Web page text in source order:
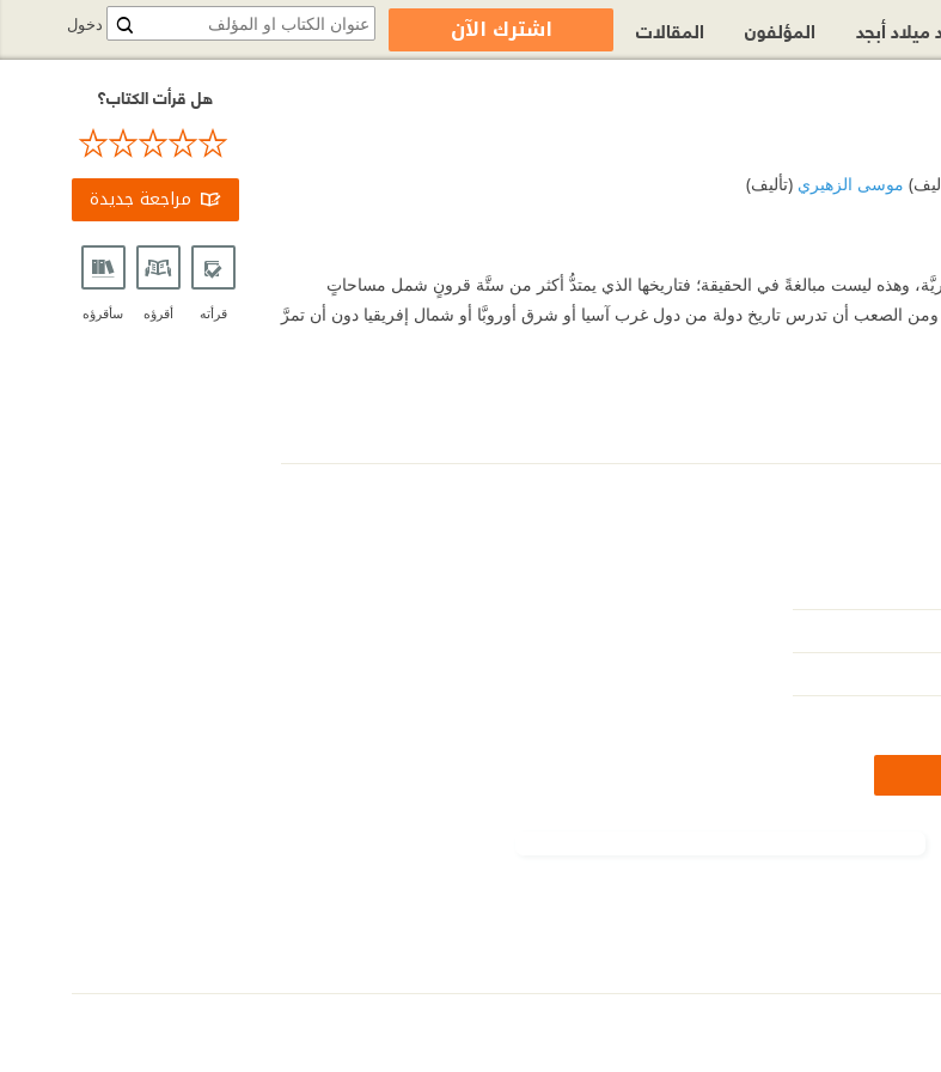
موسى الزهيري(تأليف)
وهذه ليست مبالغةً في الحقيقة؛ فتاريخها الذي يمتدُّ أكثر من ستَّة قرونٍ شمل مساحاتٍ
ومن الصعب أن تدرس تاريخ دولة من دول غرب آسيا أو شرق أوروبَّا أو شمال إفريقيا دون أن تمرَّ
هل قرأت الكتاب؟
مراجعة جديدة
قرأته أقرؤه سأقرؤه
دخول ميلاد أبجد المؤلفون المقالات اشترك الآن